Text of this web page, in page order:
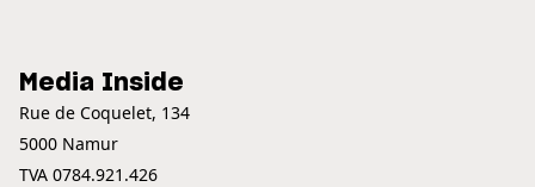
Media Inside
Rue de Coquelet, 134
5000 Namur
TVA 0784.921.426